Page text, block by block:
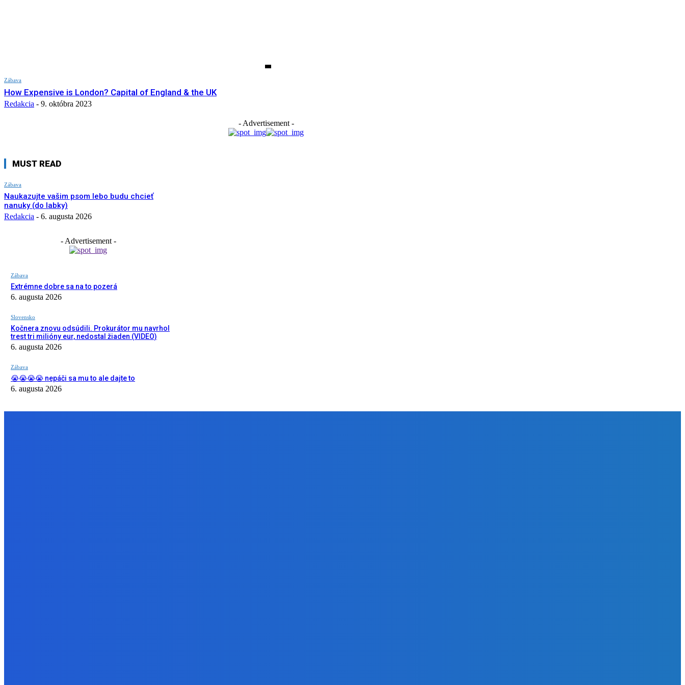
Zábava
How Expensive is London? Capital of England & the UK
Redakcia - 9. októbra 2023
- Advertisement -
MUST READ
Zábava
Naukazujte vašim psom lebo budu chcieť
nanuky (do labky)
Redakcia - 6. augusta 2026
- Advertisement -
Zábava
Extrémne dobre sa na to pozerá
6. augusta 2026
Slovensko
Kočnera znovu odsúdili. Prokurátor mu navrhol
trest tri milióny eur, nedostal žiaden (VIDEO)
6. augusta 2026
Zábava
😭😭😭😭 nepáči sa mu to ale dajte to
6. augusta 2026